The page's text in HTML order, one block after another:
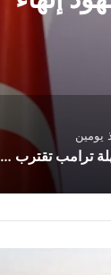
يومين
مهلة ترامب تقترب من الانتهاء.. وأنظار العالم تترقب مصير مضيق هرمز